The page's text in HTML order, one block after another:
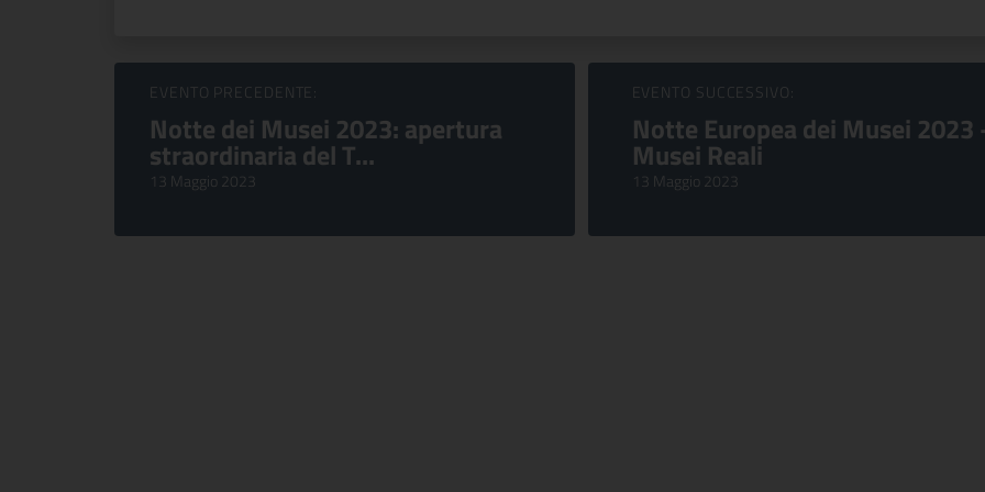
Sfoglia Eventi
EVENTO PRECEDENTE:
Notte dei Musei 2023: apertura
straordinaria del T...
13 Maggio 2023
EVENTO SUCCESSIVO:
Notte Europea dei Musei 2023
Musei Reali
13 Maggio 2023